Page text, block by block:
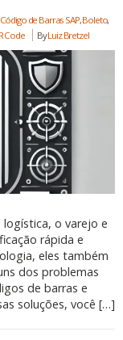
de Barras SAP,Boleto,
Code ByLuiz Bretzel
logística, o varejo e
rápida e
eles também
dos problemas
de barras e
soluções, você […]